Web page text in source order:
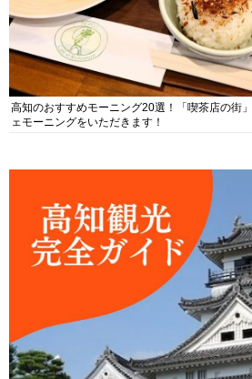
高知のおすすめモーニング20選！「喫茶店の街
ェモーニングをいただきます！